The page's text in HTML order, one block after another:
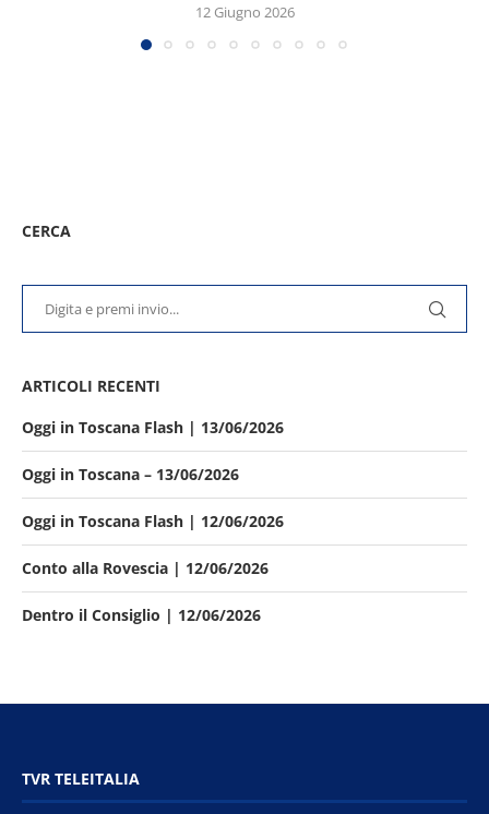
12 Giugno 2026
CERCA
ARTICOLI RECENTI
Oggi in Toscana Flash | 13/06/2026
Oggi in Toscana – 13/06/2026
Oggi in Toscana Flash | 12/06/2026
Conto alla Rovescia | 12/06/2026
Dentro il Consiglio | 12/06/2026
TVR TELEITALIA